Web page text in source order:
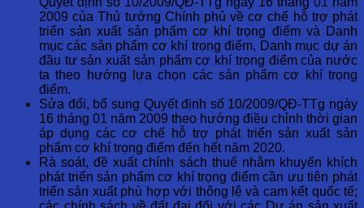
2009 của Thủ tướng Chính phủ về cơ chế hỗ trợ phát
triển sản xuất sản phẩm cơ khí trọng điểm và Danh
mục các sản phẩm cơ khí trọng điểm, Danh mục dự án
đầu tư sản xuất sản phẩm cơ khí trọng điểm của nước
ta theo hướng lựa chọn các sản phẩm cơ khí trọng
điểm.
Sửa đổi, bổ sung Quyết định số 10/2009/QĐ-TTg ngày
16 tháng 01 năm 2009 theo hướng điều chỉnh thời gian
áp dụng các cơ chế hỗ trợ phát triển sản xuất sản
phẩm cơ khí trọng điểm đến hết năm 2020.
Rà soát, đề xuất chính sách thuế nhằm khuyến khích
phát triển sản phẩm cơ khí trọng điểm cần ưu tiên phát
triển sản xuất phù hợp với thông lệ và cam kết quốc tế;